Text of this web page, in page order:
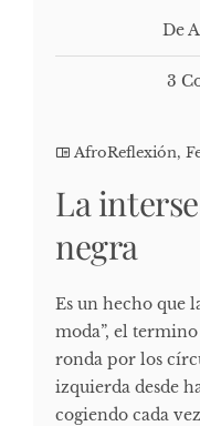
De
3
AfroReflexión,
La
negra
Es un hecho que
moda”, el
ronda por los
izquierda desde
cogiendo cada